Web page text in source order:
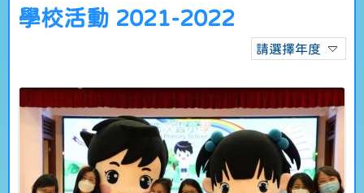
學校活動 2021-2022
請選擇年度